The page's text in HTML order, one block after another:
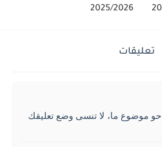
2025/2026
تعليقات
موضوع ما، لا تنسى وضع تعليقك